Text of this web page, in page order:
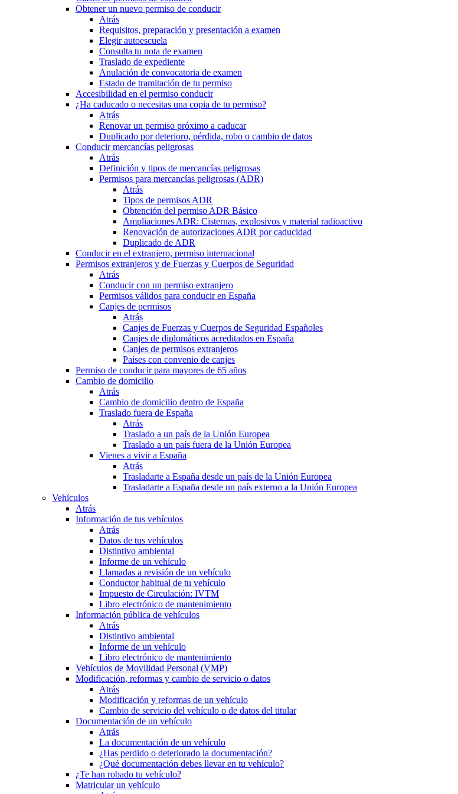
Obtener un nuevo permiso de conducir
Atrás
Requisitos, preparación y presentación a examen
Elegir autoescuela
Consulta tu nota de examen
Traslado de expediente
Anulación de convocatoria de examen
Estado de tramitación de tu permiso
Accesibilidad en el permiso conducir
¿Ha caducado o necesitas una copia de tu permiso?
Atrás
Renovar un permiso próximo a caducar
Duplicado por deterioro, pérdida, robo o cambio de datos
Conducir mercancías peligrosas
Atrás
Definición y tipos de mercancías peligrosas
Permisos para mercancías peligrosas (ADR)
Atrás
Tipos de permisos ADR
Obtención del permiso ADR Básico
Ampliaciones ADR: Cisternas, explosivos y material radioactivo
Renovación de autorizaciones ADR por caducidad
Duplicado de ADR
Conducir en el extranjero, permiso internacional
Permisos extranjeros y de Fuerzas y Cuerpos de Seguridad
Atrás
Conducir con un permiso extranjero
Permisos válidos para conducir en España
Canjes de permisos
Atrás
Canjes de Fuerzas y Cuerpos de Seguridad Españoles
Canjes de diplomáticos acreditados en España
Canjes de permisos extranjeros
Países con convenio de canjes
Permiso de conducir para mayores de 65 años
Cambio de domicilio
Atrás
Cambio de domicilio dentro de España
Traslado fuera de España
Atrás
Traslado a un país de la Unión Europea
Traslado a un país fuera de la Unión Europea
Vienes a vivir a España
Atrás
Trasladarte a España desde un país de la Unión Europea
Trasladarte a España desde un país externo a la Unión Europea
Vehículos
Atrás
Información de tus vehículos
Atrás
Datos de tus vehículos
Distintivo ambiental
Informe de un vehículo
Llamadas a revisión de un vehículo
Conductor habitual de tu vehículo
Impuesto de Circulación: IVTM
Libro electrónico de mantenimiento
Información pública de vehículos
Atrás
Distintivo ambiental
Informe de un vehículo
Libro electrónico de mantenimiento
Vehículos de Movilidad Personal (VMP)
Modificación, reformas y cambio de servicio o datos
Atrás
Modificación y reformas de un vehículo
Cambio de servicio del vehículo o de datos del titular
Documentación de un vehículo
Atrás
La documentación de un vehículo
¿Has perdido o deteriorado la documentación?
¿Qué documentación debes llevar en tu vehículo?
¿Te han robado tu vehículo?
Matricular un vehículo